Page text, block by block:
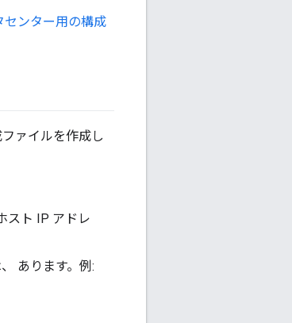
センター用の構成
ァイルを作成し
スト IP アドレ
あります。例: